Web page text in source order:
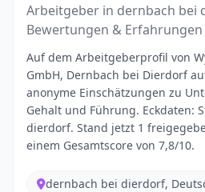
Arbeitgeber in dernbach bei
Bewertungen & Erfahrungen
Auf dem Arbeitgeberprofil von
GmbH, Dernbach bei Dierdorf
anonyme Einschätzungen zu
Gehalt und Führung. Eckdaten:
dierdorf. Stand jetzt 1
einem Gesamtscore von 7,8/10.
dernbach bei dierdorf,